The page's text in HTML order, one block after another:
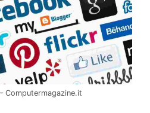
Computermagazine.it